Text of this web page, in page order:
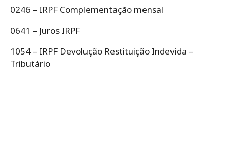
0246 – IRPF Complementação mensal
0641 – Juros IRPF
1054 – IRPF Devolução Restituição Indevida –
Tributário